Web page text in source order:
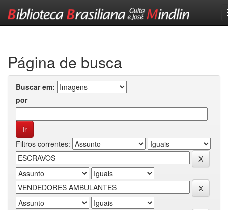
Página de busca
Buscar em:
por
Filtros correntes: